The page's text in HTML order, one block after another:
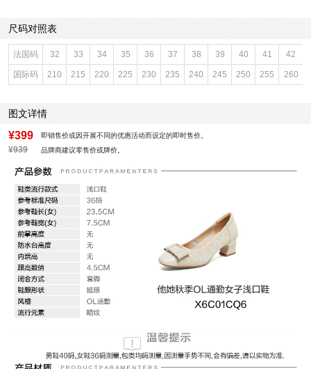
流行元素：暗纹
适用季节：秋
闭合方式：套脚
前掌高度：无
款式季节：秋季
配跟：有
鞋垫材质：猪皮革
适用场景：约会
鞋头款式：圆头
鞋面材质：牛皮革
适用人群：女子
制鞋工艺：胶贴皮鞋
跟高数值：4.5CM
性别：女子
适用性别：女士
皮质特征：软面皮
功能：无特殊功能
尺码对照表
法国码 32 33 34 35 36 37 38 39 40 41 42
国际码 210 215 220 225 230 235 240 245 250 255 260
图文详情
¥399 即销售价或因开展不同的优惠活动而设定的即时售价。
¥939 品牌商建议零售价或牌价。